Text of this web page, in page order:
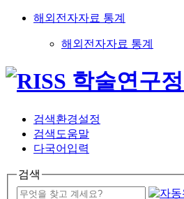
해외전자자료 통계
해외전자자료 통계
검색환경설정
검색도움말
다국어입력
검색